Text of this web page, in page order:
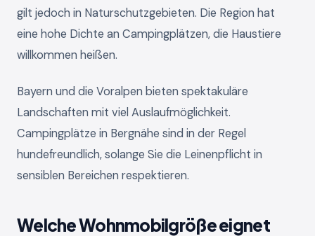
gilt jedoch in Naturschutzgebieten. Die Region hat
eine hohe Dichte an Campingplätzen, die Haustiere
willkommen heißen.
Bayern und die Voralpen bieten spektakuläre
Landschaften mit viel Auslaufmöglichkeit.
Campingplätze in Bergnähe sind in der Regel
hundefreundlich, solange Sie die Leinenpflicht in
sensiblen Bereichen respektieren.
Welche Wohnmobilgröße eignet